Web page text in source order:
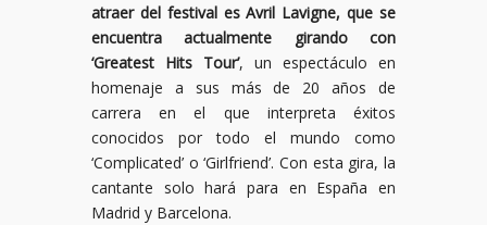
atraer del festival es Avril Lavigne, que se
encuentra actualmente girando con
‘Greatest Hits Tour’, un espectáculo en
homenaje a sus más de 20 años de
carrera en el que interpreta éxitos
conocidos por todo el mundo como
‘Complicated’ o ‘Girlfriend’. Con esta gira, la
cantante solo hará para en España en
Madrid y Barcelona.